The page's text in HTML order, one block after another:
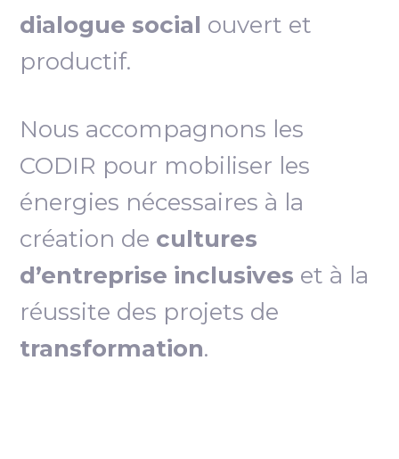
dialogue social ouvert et
productif.
Nous accompagnons les
CODIR pour mobiliser les
énergies nécessaires à la
création de cultures
d’entreprise inclusives et à la
réussite des projets de
transformation.